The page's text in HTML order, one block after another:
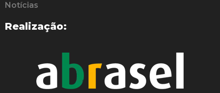
Notícias
Realização: